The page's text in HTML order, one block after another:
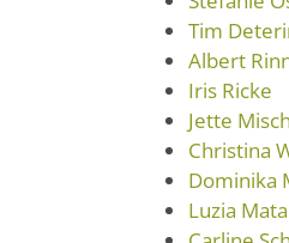
Tim
Albert
Iris Ricke
Jette
Christina
Dominika
Luzia